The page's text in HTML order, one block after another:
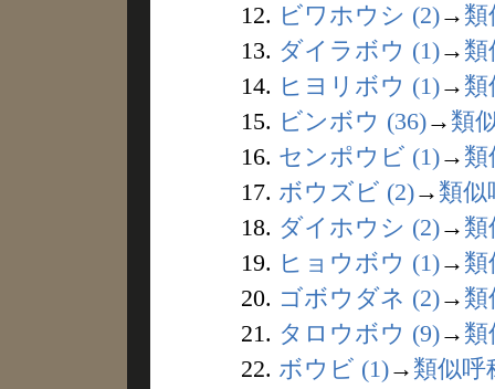
12. ビワホウシ (2)→ 類
13. ダイラボウ (1)→ 類
14. ヒヨリボウ (1)→ 類
15. ビンボウ (36)→ 類
16. センポウビ (1)→ 類
17. ボウズビ (2)→ 類似
18. ダイホウシ (2)→ 類
19. ヒョウボウ (1)→ 類
20. ゴボウダネ (2)→ 類
21. タロウボウ (9)→ 類
22. ボウビ (1)→ 類似呼